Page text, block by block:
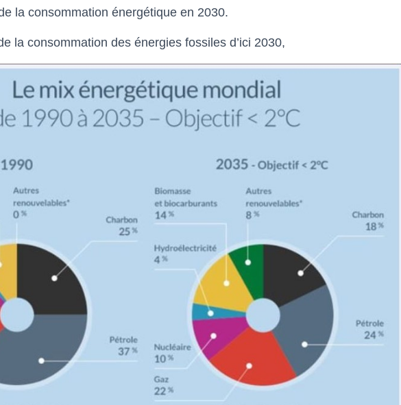
la consommation énergétique en 2030.
la consommation des énergies fossiles d’ici 2030,